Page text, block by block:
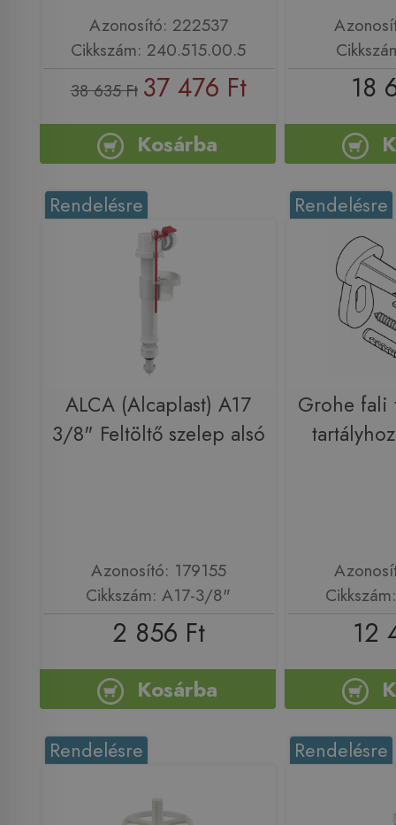
Azonosító: 222537
Cikkszám: 240.515.00.5
38 635 Ft 37 476 Ft
Kosárba
18
Rendelésre
ALCA (Alcaplast) A17
3/8" Feltöltő szelep alsó
Azonosító: 179155
Cikkszám: A17-3/8"
2 856 Ft
Kosárba
Rendelésre
Grohe fali
12
Rendelésre Rendelésre